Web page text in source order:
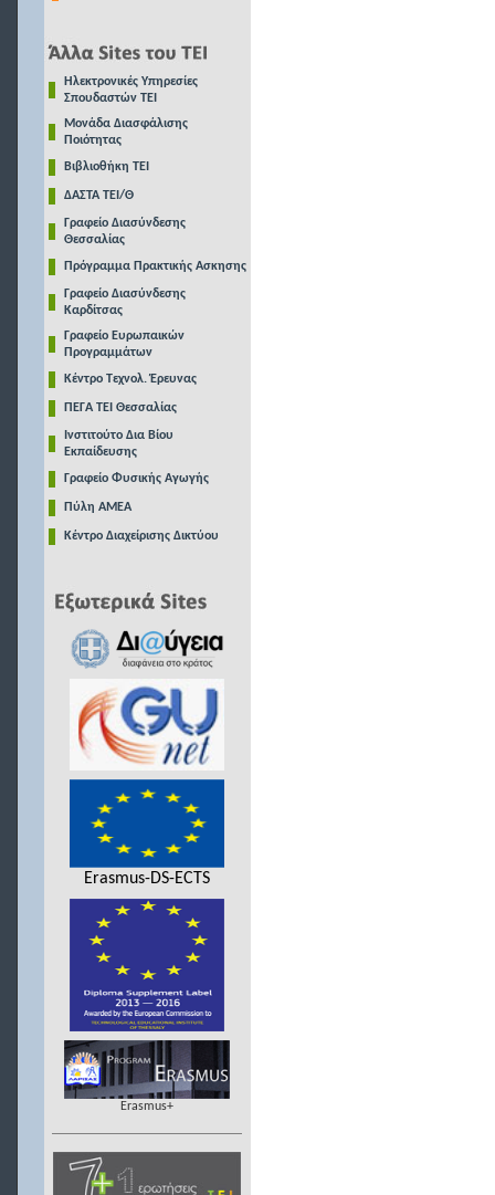
Ηλεκτρονικές Υπηρεσίες
Σπουδαστών ΤΕΙ
Μονάδα Διασφάλισης
Ποιότητας
Βιβλιοθήκη ΤΕΙ
ΔΑΣΤΑ ΤΕΙ/Θ
Γραφείο Διασύνδεσης
Θεσσαλίας
Πρόγραμμα Πρακτικής Ασκησης
Γραφείο Διασύνδεσης
Καρδίτσας
Γραφείο Ευρωπαικών
Προγραμμάτων
Κέντρο Τεχνολ. Έρευνας
ΠΕΓΑ ΤΕΙ Θεσσαλίας
Ινστιτούτο Δια Βίου
Εκπαίδευσης
Γραφείο Φυσικής Αγωγής
Πύλη ΑΜΕΑ
Κέντρο Διαχείρισης Δικτύου
Erasmus-DS-ECTS
Erasmus+